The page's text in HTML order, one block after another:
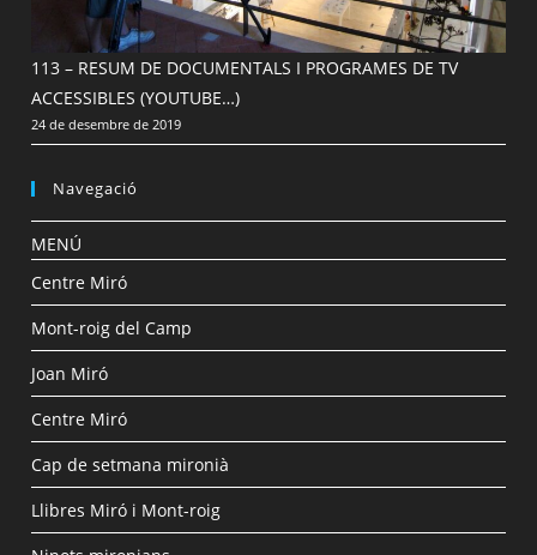
113 – RESUM DE DOCUMENTALS I PROGRAMES DE TV
ACCESSIBLES (YOUTUBE…)
24 de desembre de 2019
Navegació
MENÚ
Centre Miró
Mont-roig del Camp
Joan Miró
Centre Miró
Cap de setmana mironià
Llibres Miró i Mont-roig